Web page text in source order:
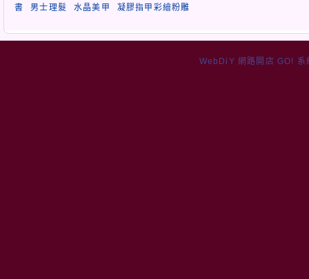
書
男士理髮 水晶美甲 凝膠指甲彩繪粉雕
WebDiY 網路開店 GO! 系